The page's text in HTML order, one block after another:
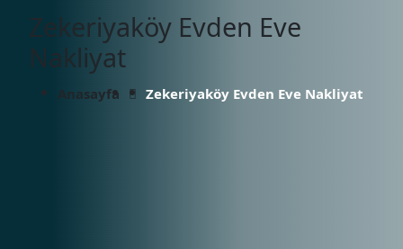
Zekeriyaköy Evden Eve
Nakliyat
Anasayfa Zekeriyaköy Evden Eve Nakliyat